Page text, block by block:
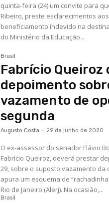
quinta-feira (24) um convite para
Ribeiro, preste esclarecimentos
beneficiamento indevido na
do Ministério da Educação...
Brasil
Fabrício Queiroz
depoimento
vazamento de
segunda
Augusto Costa - 29 de junho de 2020
O ex-assessor do senador Flávio
Fabrício Queiroz, deverá prestar
29, sobre o suposto vazamento da
apura um esquema de
Rio de Janeiro (Alerj). Na ocasião,...
Brasil